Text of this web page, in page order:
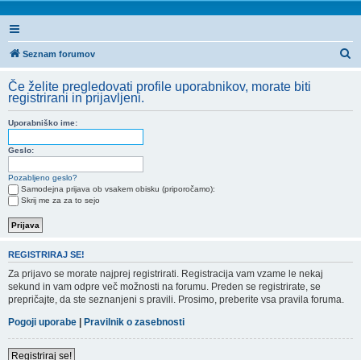
Seznam forumov
a
Če želite pregledovati profile uporabnikov, morate biti
registrirani in prijavljeni.
Uporabniško ime:
Geslo:
Pozabljeno geslo?
Samodejna prijava ob vsakem obisku (priporočamo):
Skrij me za za to sejo
REGISTRIRAJ SE!
Za prijavo se morate najprej registrirati. Registracija vam vzame le nekaj
sekund in vam odpre več možnosti na forumu. Preden se registrirate, se
prepričajte, da ste seznanjeni s pravili. Prosimo, preberite vsa pravila foruma.
Pogoji uporabe | Pravilnik o zasebnosti
Registriraj se!